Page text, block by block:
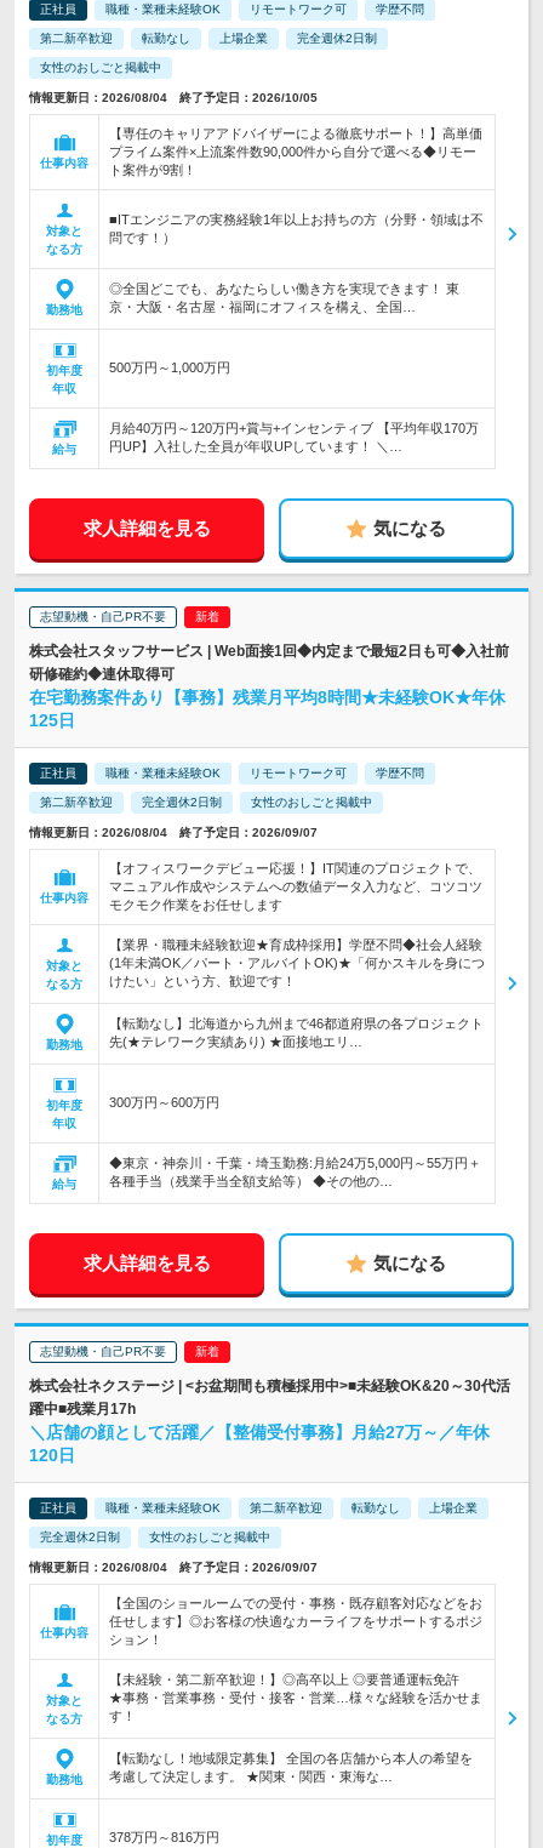
正社員 職種・業種未経験OK リモートワーク可 学歴不問
第二新卒歓迎 転勤なし 上場企業 完全週休2日制
女性のおしごと掲載中
情報更新日：2026/08/04 終了予定日：2026/10/05
仕事内容
【専任のキャリアアドバイザーによる徹底サポート！】高単価
プライム案件×上流案件数90,000件から自分で選べる◆リモー
ト案件が9割！
対象と
なる方
■ITエンジニアの実務経験1年以上お持ちの方（分野・領域は不
問です！）
勤務地
◎全国どこでも、あなたらしい働き方を実現できます！ 東
京・大阪・名古屋・福岡にオフィスを構え、全国…
初年度
年収
500万円～1,000万円
給与
月給40万円～120万円+賞与+インセンティブ 【平均年収170万
円UP】入社した全員が年収UPしています！ ＼…
求人詳細を見る 気になる
志望動機・自己PR不要
株式会社スタッフサービス | Web面接1回◆内定まで最短2日も可◆入社前
研修確約◆連休取得可
在宅勤務案件あり【事務】残業月平均8時間★未経験OK★年休
125日
正社員 職種・業種未経験OK リモートワーク可 学歴不問
第二新卒歓迎 完全週休2日制 女性のおしごと掲載中
情報更新日：2026/08/04 終了予定日：2026/09/07
仕事内容
【オフィスワークデビュー応援！】IT関連のプロジェクトで、
マニュアル作成やシステムへの数値データ入力など、コツコツ
モクモク作業をお任せします
対象と
なる方
【業界・職種未経験歓迎★育成枠採用】学歴不問◆社会人経験
(1年未満OK／パート・アルバイトOK)★「何かスキルを身につ
けたい」という方、歓迎です！
勤務地
【転勤なし】北海道から九州まで46都道府県の各プロジェクト
先(★テレワーク実績あり) ★面接地エリ…
初年度
年収
300万円～600万円
給与
◆東京・神奈川・千葉・埼玉勤務:月給24万5,000円～55万円＋
各種手当（残業手当全額支給等） ◆その他の…
求人詳細を見る 気になる
志望動機・自己PR不要
株式会社ネクステージ | <お盆期間も積極採用中>■未経験OK&20～30代活
躍中■残業月17h
＼店舗の顔として活躍／【整備受付事務】月給27万～／年休
120日
正社員 職種・業種未経験OK 第二新卒歓迎 転勤なし 上場企業
完全週休2日制 女性のおしごと掲載中
情報更新日：2026/08/04 終了予定日：2026/09/07
仕事内容
【全国のショールームでの受付・事務・既存顧客対応などをお
任せします】◎お客様の快適なカーライフをサポートするポジ
ション！
対象と
なる方
【未経験・第二新卒歓迎！】◎高卒以上 ◎要普通運転免許
★事務・営業事務・受付・接客・営業…様々な経験を活かせま
す！
勤務地
【転勤なし！地域限定募集】 全国の各店舗から本人の希望を
考慮して決定します。 ★関東・関西・東海な…
初年度
378万円～816万円